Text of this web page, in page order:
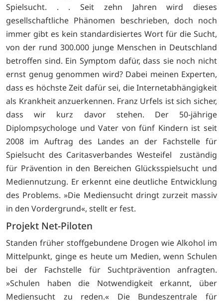
Spielsucht. . . Seit zehn Jahren wird dieses
gesellschaftliche Phänomen beschrieben, doch noch
immer gibt es kein standardisiertes Wort für die Sucht,
von der rund 300.000 junge Menschen in Deutschland
betroffen sind. Ein Symptom dafür, dass sie noch nicht
ernst genug genommen wird? Dabei meinen Experten,
dass es höchste Zeit dafür sei, die Internetabhängigkeit
als Krankheit anzuerkennen. Franz Urfels ist sich sicher,
dass wir kurz davor stehen. Der 50-jährige
Diplompsychologe und Vater von fünf Kindern ist seit
2008 im Auftrag des Landes an der Fachstelle für
Spielsucht des Caritasverbandes Westeifel zuständig
für Prävention in den Bereichen Glücksspielsucht und
Mediennutzung. Er erkennt eine deutliche Entwicklung
des Problems. »Die Mediensucht dringt zurzeit massiv
in den Vordergrund«, stellt er fest.
Projekt Net-Piloten
Standen früher stoffgebundene Drogen wie Alkohol im
Mittelpunkt, ginge es heute um Medien, wenn Schulen
bei der Fachstelle für Suchtprävention anfragten.
»Schulen haben die Notwendigkeit erkannt, über
Mediensucht zu reden.« Die Bundeszentrale für